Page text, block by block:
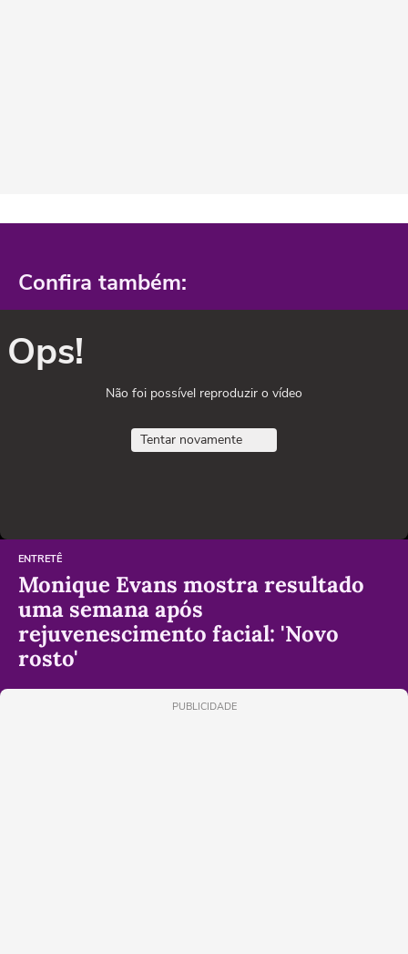
Confira também:
Ops!
Não foi possível reproduzir o vídeo
Tentar novamente
ENTRETÊ
Monique Evans mostra resultado
uma semana após
rejuvenescimento facial: 'Novo
rosto'
PUBLICIDADE